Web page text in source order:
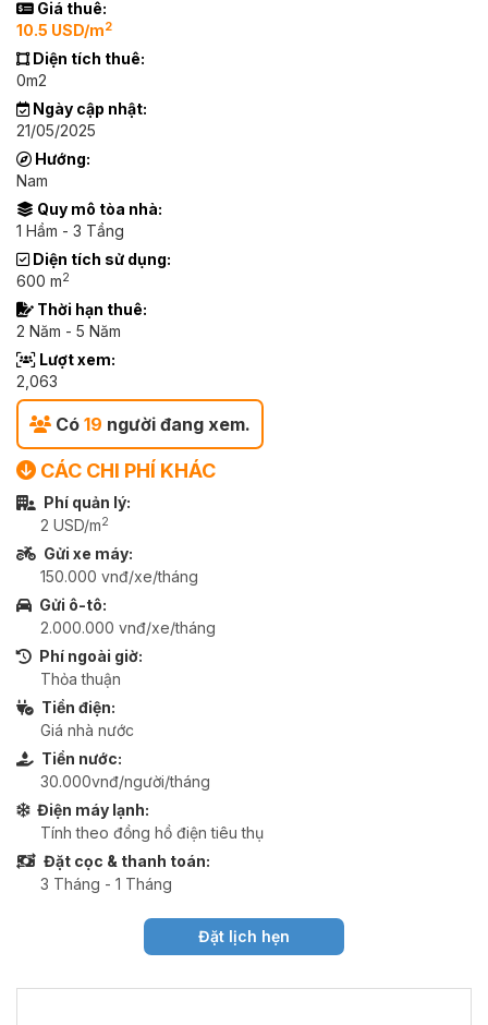
Giá thuê:
10.5 USD/m2
Diện tích thuê:
0m2
Ngày cập nhật:
21/05/2025
Hướng:
Nam
Quy mô tòa nhà:
1 Hầm - 3 Tầng
Diện tích sử dụng:
600 m2
Thời hạn thuê:
2 Năm - 5 Năm
Lượt xem:
2,063
Có 19 người đang xem.
CÁC CHI PHÍ KHÁC
Phí quản lý:
2 USD/m2
Gửi xe máy:
150.000 vnđ/xe/tháng
Gửi ô-tô:
2.000.000 vnđ/xe/tháng
Phí ngoài giờ:
Thỏa thuận
Tiền điện:
Giá nhà nước
Tiền nước:
30.000vnđ/người/tháng
Điện máy lạnh:
Tính theo đồng hồ điện tiêu thụ
Đặt cọc & thanh toán:
3 Tháng - 1 Tháng
Đặt lịch hẹn